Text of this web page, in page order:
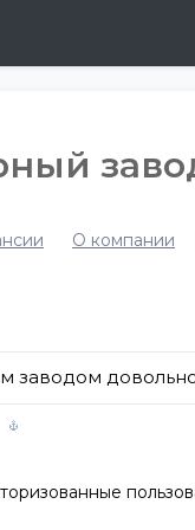
О компании
заводом